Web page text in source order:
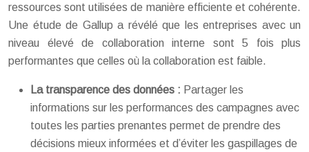
ressources sont utilisées de manière efficiente et cohérente.
Une étude de Gallup a révélé que les entreprises avec un
niveau élevé de collaboration interne sont 5 fois plus
performantes que celles où la collaboration est faible.
La transparence des données : Partager les
informations sur les performances des campagnes avec
toutes les parties prenantes permet de prendre des
décisions mieux informées et d’éviter les gaspillages de